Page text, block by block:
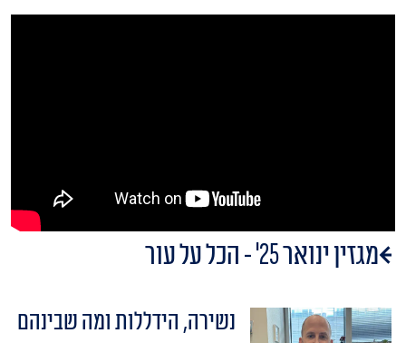
מגזין ינואר 25' - הכל על עור
נשירה, הידללות ומה שבינהם